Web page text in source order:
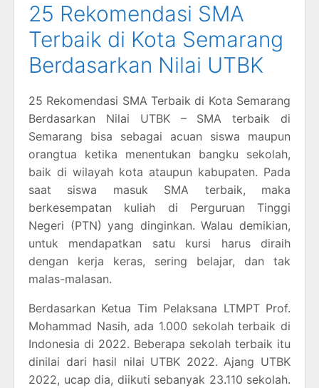
25 Rekomendasi SMA
Terbaik di Kota Semarang
Berdasarkan Nilai UTBK
25 Rekomendasi SMA Terbaik di Kota Semarang
Berdasarkan Nilai UTBK – SMA terbaik di
Semarang bisa sebagai acuan siswa maupun
orangtua ketika menentukan bangku sekolah,
baik di wilayah kota ataupun kabupaten. Pada
saat siswa masuk SMA terbaik, maka
berkesempatan kuliah di Perguruan Tinggi
Negeri (PTN) yang dinginkan. Walau demikian,
untuk mendapatkan satu kursi harus diraih
dengan kerja keras, sering belajar, dan tak
malas-malasan.
Berdasarkan Ketua Tim Pelaksana LTMPT Prof.
Mohammad Nasih, ada 1.000 sekolah terbaik di
Indonesia di 2022. Beberapa sekolah terbaik itu
dinilai dari hasil nilai UTBK 2022. Ajang UTBK
2022, ucap dia, diikuti sebanyak 23.110 sekolah.